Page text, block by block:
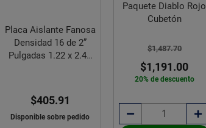
Placa Aislante Fanosa
Densidad 16 de 2”
Pulgadas 1.22 x 2.44
$405.91
Disponible sobre pedido
Paquete Diablo Rojo
Cubetón
$1,487.70
$1,191.00
20% de descuento